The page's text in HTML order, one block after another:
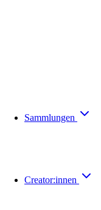
Sammlungen
Creator:innen